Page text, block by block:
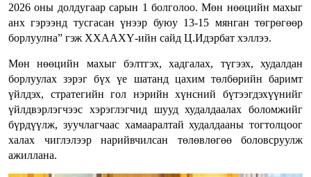
2026 оны долдугаар сарын 1 болголоо. Мөн нөөцийн махыг
анх гэрээнд тусгасан үнээр буюу 13-15 мянган төгрөгөөр
борлуулна” гэж ХХААХҮ-ийн сайд Ц.Идэрбат хэллээ.
Мөн нөөцийн махыг бэлтгэх, хадгалах, түгээх, худалдан
борлуулах зэрэг бүх үе шатанд цахим төлбөрийн баримт
үйлдэх, стратегийн гол нэрийн хүнсний бүтээгдэхүүнийг
үйлдвэрлэгчээс хэрэглэгчид шууд худалдаалах боломжийг
бүрдүүлж, зуучлагчаас хамааралтай худалдааны тогтолцоог
халах чиглэлээр нарийвчилсан төлөвлөгөө боловсруулж
ажиллана.